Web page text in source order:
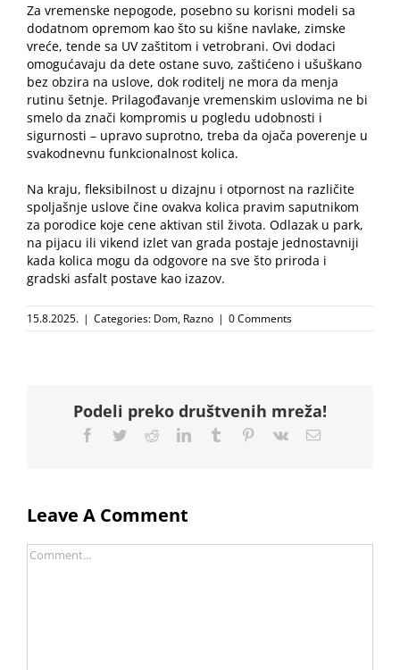
Za vremenske nepogode, posebno su korisni modeli sa
dodatnom opremom kao što su kišne navlake, zimske
vreće, tende sa UV zaštitom i vetrobrani. Ovi dodaci
omogućavaju da dete ostane suvo, zaštićeno i ušuškano
bez obzira na uslove, dok roditelj ne mora da menja
rutinu šetnje. Prilagođavanje vremenskim uslovima ne bi
smelo da znači kompromis u pogledu udobnosti i
sigurnosti – upravo suprotno, treba da ojača poverenje u
svakodnevnu funkcionalnost kolica.
Na kraju, fleksibilnost u dizajnu i otpornost na različite
spoljašnje uslove čine ovakva kolica pravim saputnikom
za porodice koje cene aktivan stil života. Odlazak u park,
na pijacu ili vikend izlet van grada postaje jednostavniji
kada kolica mogu da odgovore na sve što priroda i
gradski asfalt postave kao izazov.
15.8.2025. | Categories: Dom, Razno | 0 Comments
Podeli preko društvenih mreža!
Facebook
TwitterRedditLinkedInTumblr Pinterest
Vk Email
Leave A Comment
Comment